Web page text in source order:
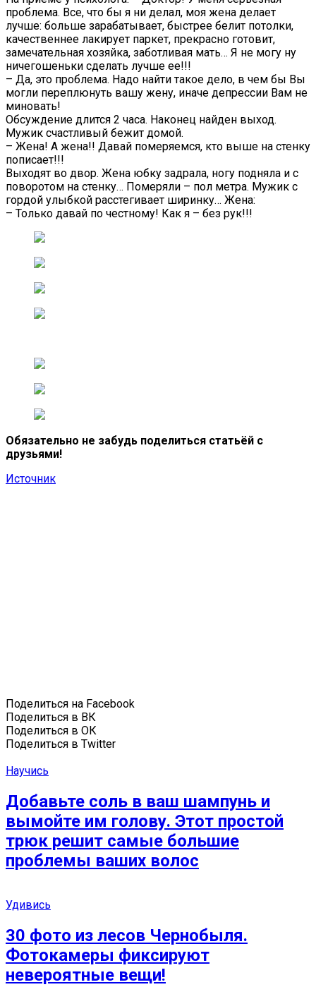
проблема. Все, что бы я ни делал, моя жена делает
лучше: больше зарабатывает, быстрее белит потолки,
качественнее лакирует паркет, прекрасно готовит,
замечательная хозяйка, заботливая мать… Я не могу ну
ничегошеньки сделать лучше ее!!!
– Да, это проблема. Надо найти такое дело, в чем бы Вы
могли переплюнуть вашу жену, иначе депрессии Вам не
миновать!
Обсуждение длится 2 часа. Наконец найден выход.
Мужик счастливый бежит домой.
– Жена! А жена!! Давай померяемся, кто выше на стенку
пописает!!!
Выходят во двор. Жена юбку задрала, ногу подняла и с
поворотом на стенку… Померяли – пол метра. Мужик с
гордой улыбкой расстегивает ширинку… Жена:
– Только давай по честному! Как я – без рук!!!
Обязательно не забудь поделиться статьёй с
друзьями!
Источник
Поделиться на Facebook
Поделиться в ВК
Поделиться в ОК
Поделиться в Twitter
Научись
Добавьте соль в ваш шампунь и
вымойте им голову. Этот простой
трюк решит самые большие
проблемы ваших волос
Удивись
30 фото из лесов Чернобыля.
Фотокамеры фиксируют
невероятные вещи!